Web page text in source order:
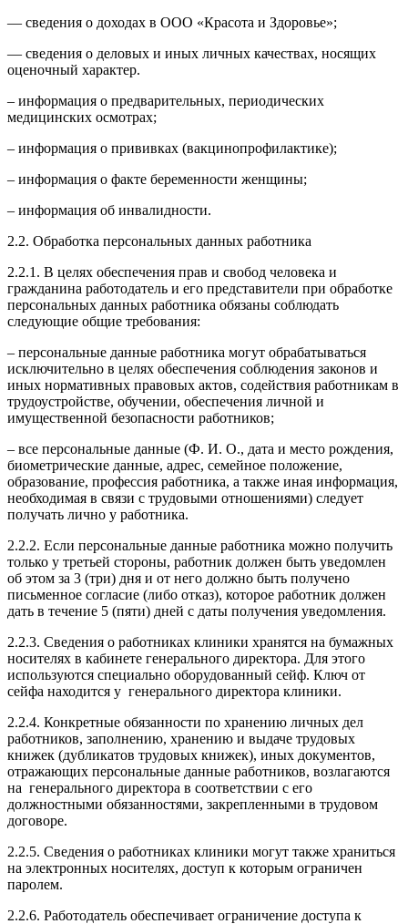
— сведения о доходах в ООО «Красота и Здоровье»;
— сведения о деловых и иных личных качествах, носящих
оценочный характер.
– информация о предварительных, периодических
медицинских осмотрах;
– информация о прививках (вакцинопрофилактике);
– информация о факте беременности женщины;
– информация об инвалидности.
2.2. Обработка персональных данных работника
2.2.1. В целях обеспечения прав и свобод человека и
гражданина работодатель и его представители при обработке
персональных данных работника обязаны соблюдать
следующие общие требования:
– персональные данные работника могут обрабатываться
исключительно в целях обеспечения соблюдения законов и
иных нормативных правовых актов, содействия работникам в
трудоустройстве, обучении, обеспечения личной и
имущественной безопасности работников;
– все персональные данные (Ф. И. О., дата и место рождения,
биометрические данные, адрес, семейное положение,
образование, профессия работника, а также иная информация,
необходимая в связи с трудовыми отношениями) следует
получать лично у работника.
2.2.2. Если персональные данные работника можно получить
только у третьей стороны, работник должен быть уведомлен
об этом за 3 (три) дня и от него должно быть получено
письменное согласие (либо отказ), которое работник должен
дать в течение 5 (пяти) дней с даты получения уведомления.
2.2.3. Сведения о работниках клиники хранятся на бумажных
носителях в кабинете генерального директора. Для этого
используются специально оборудованный сейф. Ключ от
сейфа находится у генерального директора клиники.
2.2.4. Конкретные обязанности по хранению личных дел
работников, заполнению, хранению и выдаче трудовых
книжек (дубликатов трудовых книжек), иных документов,
отражающих персональные данные работников, возлагаются
на генерального директора в соответствии с его
должностными обязанностями, закрепленными в трудовом
договоре.
2.2.5. Сведения о работниках клиники могут также храниться
на электронных носителях, доступ к которым ограничен
паролем.
2.2.6. Работодатель обеспечивает ограничение доступа к